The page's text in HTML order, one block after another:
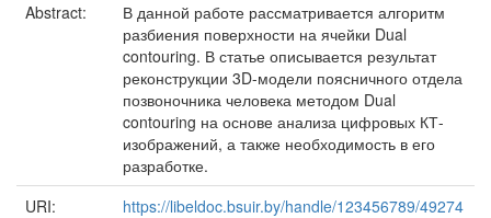
Abstract:
В данной работе рассматривается алгоритм
разбиения поверхности на ячейки Dual
contouring. В статье описывается результат
реконструкции 3D-модели поясничного отдела
позвоночника человека методом Dual
contouring на основе анализа цифровых КТ-
изображений, а также необходимость в его
разработке.
URI:
https://libeldoc.bsuir.by/handle/123456789/49274